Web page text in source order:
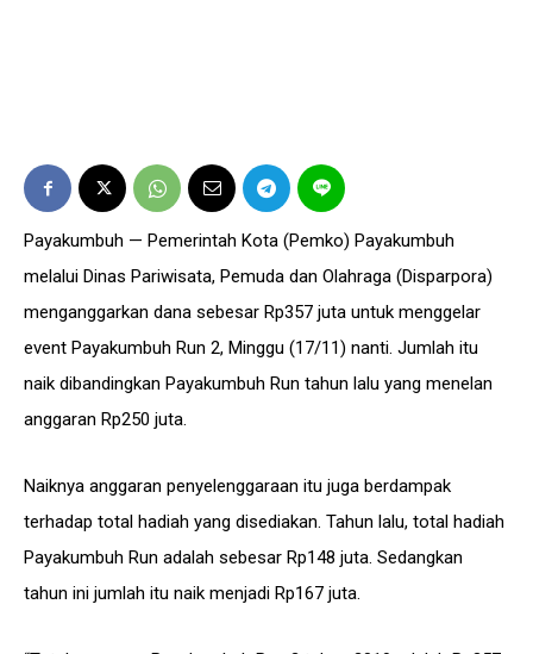
Payakumbuh — Pemerintah Kota (Pemko) Payakumbuh
melalui Dinas Pariwisata, Pemuda dan Olahraga (Disparpora)
menganggarkan dana sebesar Rp357 juta untuk menggelar
event Payakumbuh Run 2, Minggu (17/11) nanti. Jumlah itu
naik dibandingkan Payakumbuh Run tahun lalu yang menelan
anggaran Rp250 juta.
Naiknya anggaran penyelenggaraan itu juga berdampak
terhadap total hadiah yang disediakan. Tahun lalu, total hadiah
Payakumbuh Run adalah sebesar Rp148 juta. Sedangkan
tahun ini jumlah itu naik menjadi Rp167 juta.